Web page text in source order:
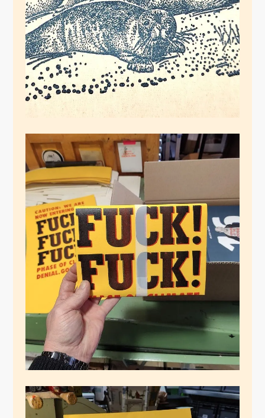
Dezember 8, 2024
Fiftysomtehing 16
Dezember 6, 2024